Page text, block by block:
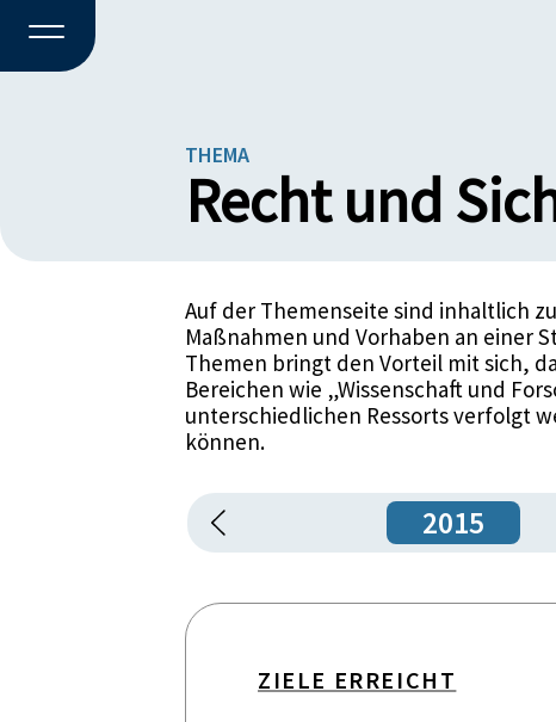
THEMA
Recht und
Arbeit, Soziales und
Bildung
Energie, Infrastruktur und
Familie, Kinder und Jugend
Gesundheit
Information, Beratung,
Institutionen und öffentlicher
Auf der Themenseite sind inhaltlich
Maßnahmen und Vorhaben an einer
Themen bringt den Vorteil mit sich,
Bereichen wie „Wissenschaft und
unterschiedlichen Ressorts verfolgt
können.
2015
ZIELE ERREICHT